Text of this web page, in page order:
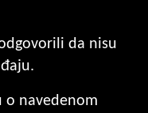
da nisu
o navedenom